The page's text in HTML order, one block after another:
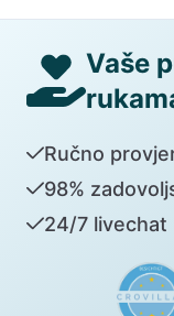
Vaše
Ručno
98%
24/7 livechat